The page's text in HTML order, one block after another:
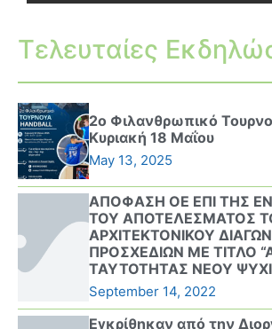
Τελευταίες
2ο Φιλανθρωπικό
Κυριακή 18 Μαΐου
May 13, 2025
ΑΠΟΦΑΣΗ ΟΕ ΕΠΙ ΤΗΣ
ΤΟΥ ΑΠΟΤΕΛΕΣΜΑΤΟΣ
ΑΡΧΙΤΕΚΤΟΝΙΚΟΥ
ΠΡΟΣΧΕΔΙΩΝ ΜΕ ΤΙΤΛΟ
ΤΑΥΤΟΤΗΤΑΣ ΝΕΟΥ
September 14, 2022
Εγκρίθηκαν από την